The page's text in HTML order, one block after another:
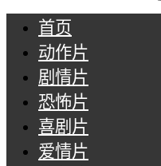
首页
动作片
剧情片
恐怖片
喜剧片
爱情片